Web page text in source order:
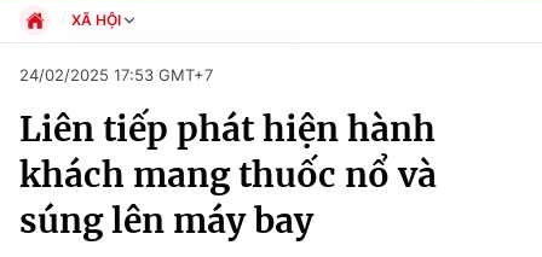
Chuyên mục
Chính trị
XÃ HỘI
Xã hội
Pháp luật
Thể thao
Truyền hình
Văn hóa - Giải trí
24/02/2025 17:53 GMT+7
Liên tiếp phát hiện hành
khách mang thuốc nổ và
súng lên máy bay